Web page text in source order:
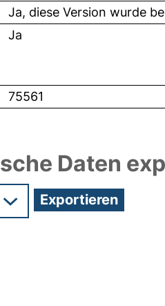
Ja, diese Version wurde
Ja
75561
Daten